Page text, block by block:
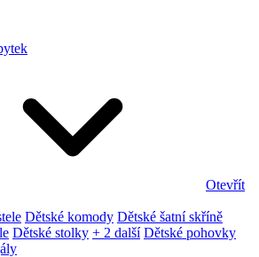
Otevřít
Dětské komody Dětské šatní skříně
Dětské stolky + 2 další Dětské pohovky